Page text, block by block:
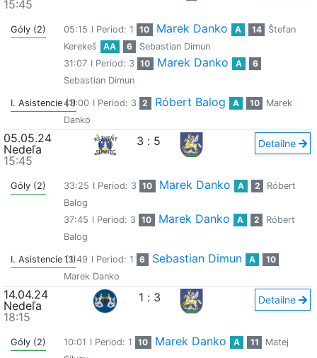
15:45
Góly (2) 05:15 I Period: 1 10 Marek Danko A 14
Štefan
Kerekeš
AA 6
Sebastian Dimun
31:07 I Period: 3 10 Marek Danko A
6
Sebastian Dimun
I. Asistencie (1)43:00 I Period: 3 2 Róbert Balog A 10
Marek
Danko
05.05.24
Nedeľa
15:45
3 : 5 Detailne
Góly (2) 33:25 I Period: 3 10 Marek Danko A 2
Róbert
Balog
37:45 I Period: 3 10 Marek Danko A 2
Róbert
Balog
I. Asistencie (1)13:49 I Period: 1 6 Sebastian Dimun A
10
Marek Danko
14.04.24
Nedeľa
18:15
1 : 3 Detailne
Góly (2) 10:01 I Period: 1 10 Marek Danko A 11
Matej